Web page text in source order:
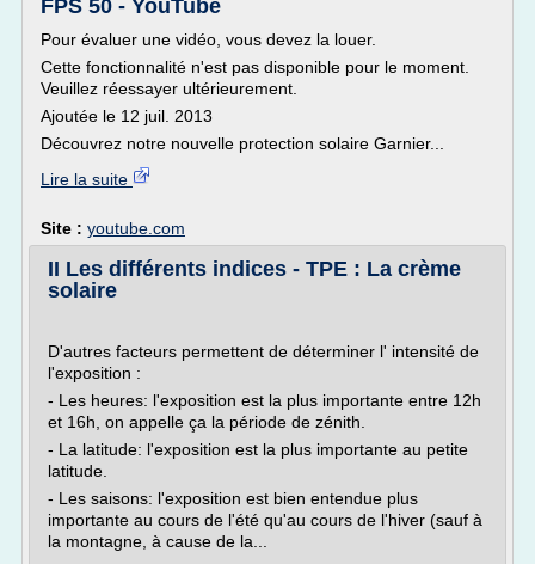
FPS 50 - YouTube
Pour évaluer une vidéo, vous devez la louer.
Cette fonctionnalité n'est pas disponible pour le moment.
Veuillez réessayer ultérieurement.
Ajoutée le 12 juil. 2013
Découvrez notre nouvelle protection solaire Garnier...
Lire la suite
Site : youtube.com
II Les différents indices - TPE : La crème
solaire
D'autres facteurs permettent de déterminer l' intensité de
l'exposition :
- Les heures: l'exposition est la plus importante entre 12h
et 16h, on appelle ça la période de zénith.
- La latitude: l'exposition est la plus importante au petite
latitude.
- Les saisons: l'exposition est bien entendue plus
importante au cours de l'été qu'au cours de l'hiver (sauf à
la montagne, à cause de la...